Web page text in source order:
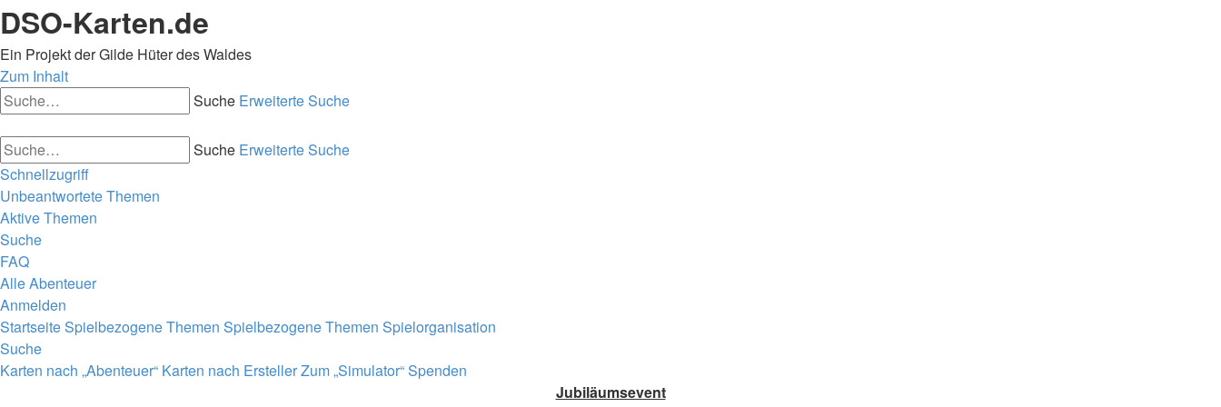
DSO-Karten.de
Ein Projekt der Gilde Hüter des Waldes
Zum Inhalt
Suche Erweiterte Suche
Suche Erweiterte Suche
Schnellzugriff
Unbeantwortete Themen
Aktive Themen
Suche
FAQ
Alle Abenteuer
Anmelden
StartseiteSpielbezogene Themen Spielbezogene Themen Spielorganisation
Suche
Karten nach „Abenteuer“ Karten nach ErstellerZum „Simulator“Spenden
Jubiläumsevent